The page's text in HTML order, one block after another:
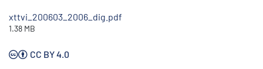
xttvi_200603_2006_dig.pdf
1.38 MB
CC BY 4.0